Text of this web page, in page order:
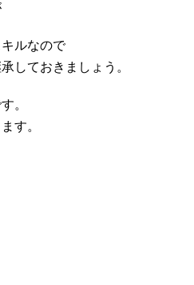
ルなので
しておきましょう。
。
す。